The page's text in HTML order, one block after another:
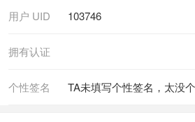
用户 UID 103746
拥有认证
个性签名 TA未填写个性签名，太没